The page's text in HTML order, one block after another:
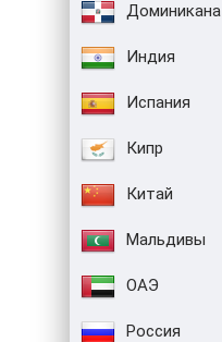
Доминикана
Индия
Испания
Кипр
Китай
Мальдивы
ОАЭ
Россия